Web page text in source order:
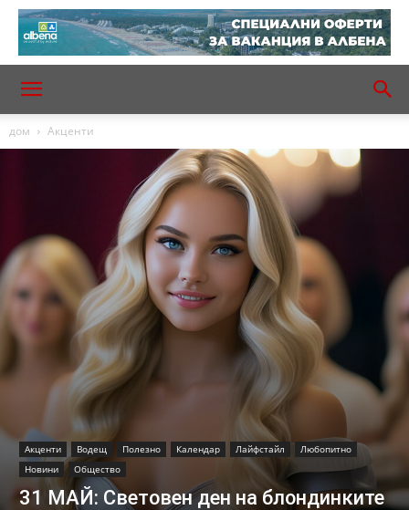
дом Акценти
Акценти Водещ Полезно Календар Лайфстайл
Любопитно
Новини
Общество
31 МАЙ: Световен ден на блондинките